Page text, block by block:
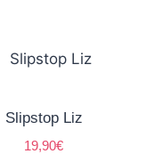
Slipstop Liz
19,90€